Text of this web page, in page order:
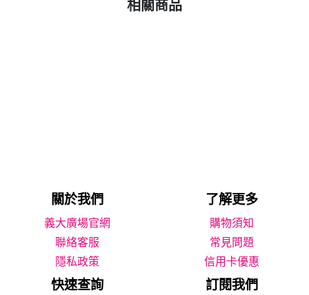
相關商品
關於我們 了解更多
義大廣場官網
購物須知
聯絡客服
常見問題
隱私政策
信用卡優惠
快速查詢 訂閱我們